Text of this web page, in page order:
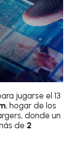
jugarse el 13
, hogar de los
donde un
de 2